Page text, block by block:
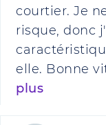
courtier. Je
risque, donc
elle. Bonne
plus